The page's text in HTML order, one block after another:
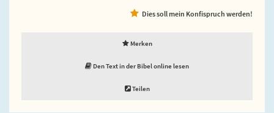
Dies soll mein Konfispruch werden!
Merken
Den Text in der Bibel online lesen
Teilen